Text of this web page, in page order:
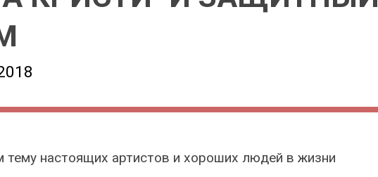
настоящих артистов и хороших людей в жизни